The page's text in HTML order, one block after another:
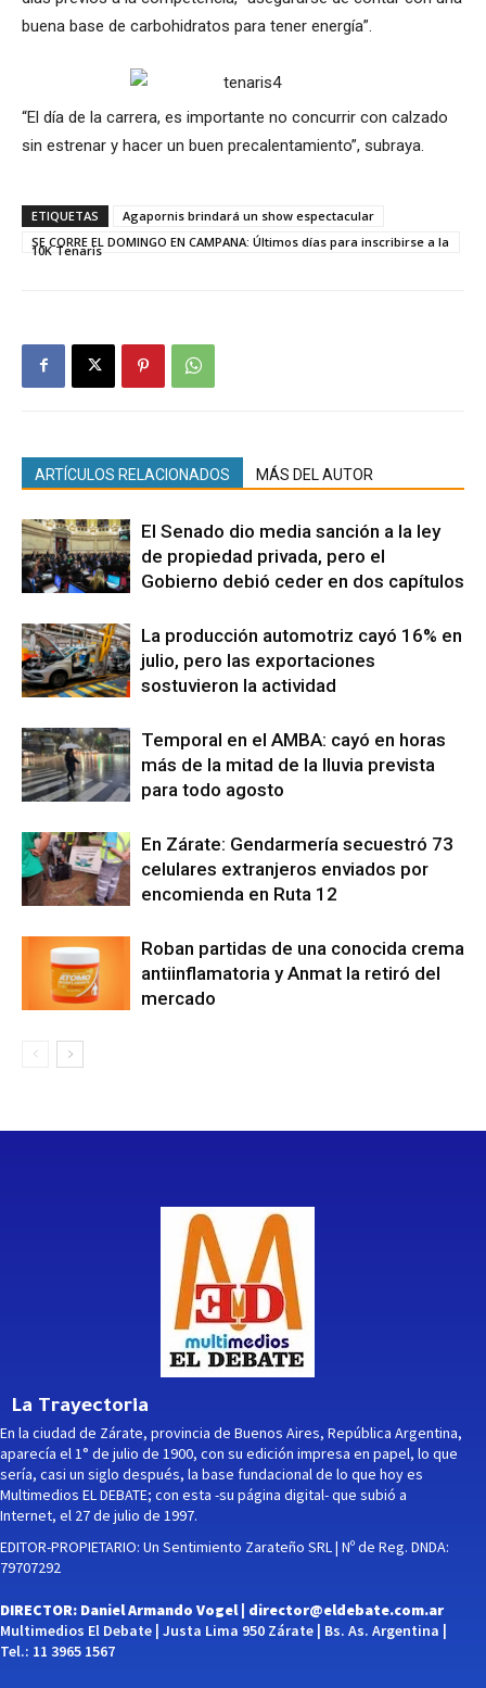
buena base de carbohidratos para tener energía”.
“El día de la carrera, es importante no concurrir con calzado
sin estrenar y hacer un buen precalentamiento”, subraya.
ETIQUETAS
Agapornis brindará un show espectacular
SE CORRE EL DOMINGO EN CAMPANA: Últimos días para inscribirse a la
10K Tenaris
ARTÍCULOS RELACIONADOS MÁS DEL AUTOR
El Senado dio media sanción a la ley
de propiedad privada, pero el
Gobierno debió ceder en dos capítulos
La producción automotriz cayó 16% en
julio, pero las exportaciones
sostuvieron la actividad
Temporal en el AMBA: cayó en horas
más de la mitad de la lluvia prevista
para todo agosto
En Zárate: Gendarmería secuestró 73
celulares extranjeros enviados por
encomienda en Ruta 12
Roban partidas de una conocida crema
antiinflamatoria y Anmat la retiró del
mercado
La Trayectoria
En la ciudad de Zárate, provincia de Buenos Aires, República Argentina,
aparecía el 1° de julio de 1900, con su edición impresa en papel, lo que
sería, casi un siglo después, la base fundacional de lo que hoy es
Multimedios EL DEBATE; con esta -su página digital- que subió a
Internet, el 27 de julio de 1997.
EDITOR-PROPIETARIO: Un Sentimiento Zarateño SRL | Nº de Reg. DNDA:
79707292
DIRECTOR: Daniel Armando Vogel | director@eldebate.com.ar
Multimedios El Debate | Justa Lima 950 Zárate | Bs. As. Argentina |
Tel.: 11 3965 1567